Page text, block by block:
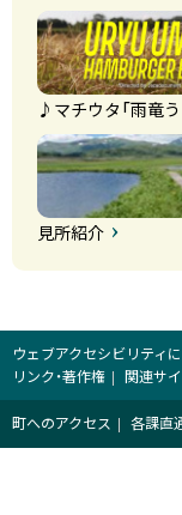
♪マチウタ「雨竜う
見所紹介
ウェブアクセシビリティ
リンク・著作権
関連サ
町へのアクセス 各課直